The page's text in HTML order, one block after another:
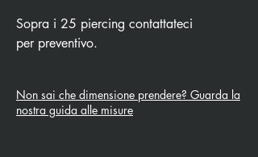
Sopra i 25 piercing contattateci
per preventivo.
Non sai che dimensione prendere? Guarda la
nostra guida alle misure